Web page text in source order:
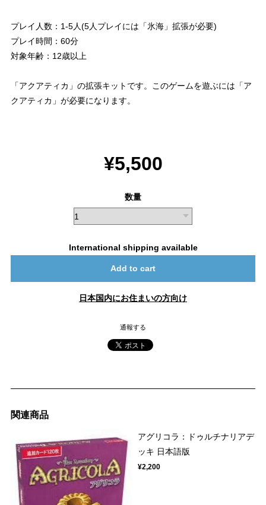
プレイ人数：1-5人(5人プレイには「氷海」拡張が必要)
プレイ時間：60分
対象年齢：12歳以上
「アクアティカ」の拡張キットです。このゲームを遊ぶには「ア
クアティカ」が必要になります。
¥5,500
数量
International shipping available
Add to cart
日本国内にお住まいの方向け
通報する
関連商品
アグリコラ：ドゥルチナリアデ
ッキ 日本語版
¥2,200